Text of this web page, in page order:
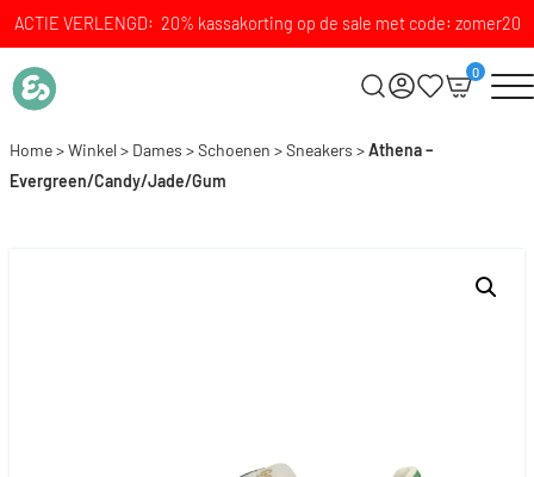
ACTIE VERLENGD: 20% kassakorting op de sale met code: zomer20
0
Home>Winkel> Dames >Schoenen >Sneakers >Athena –
Evergreen/Candy/Jade/Gum